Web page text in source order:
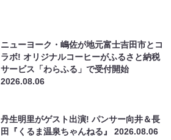
ニューヨーク・嶋佐が地元富士吉田市とコ
ラボ! オリジナルコーヒーがふるさと納税
サービス「わらふる」で受付開始
2026.08.06
丹生明里がゲスト出演! パンサー向井＆長
田『くるま温泉ちゃんねる』2026.08.06